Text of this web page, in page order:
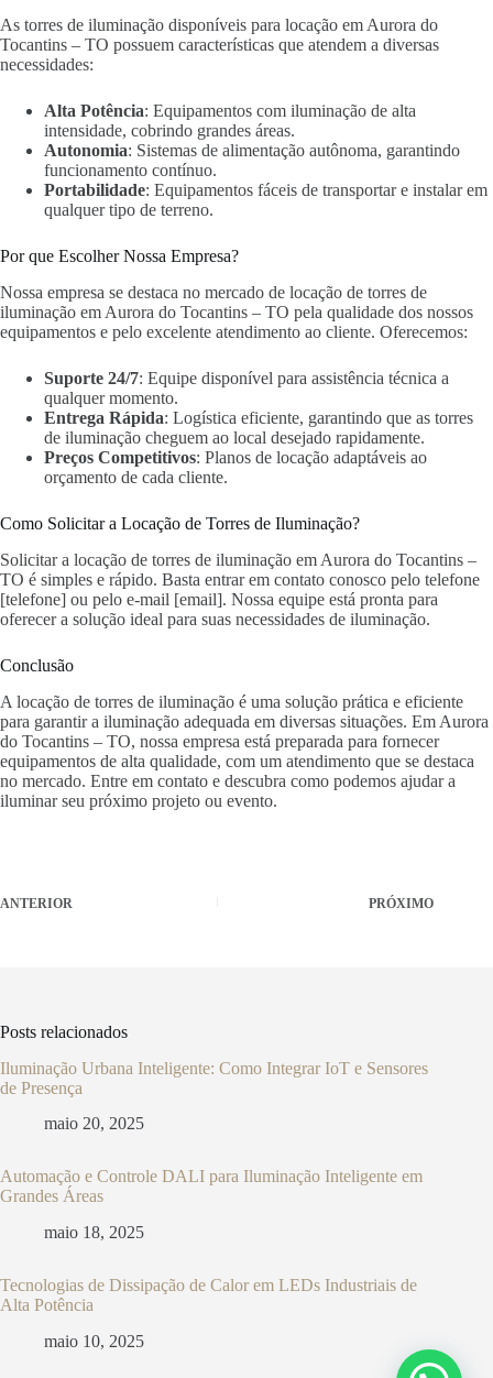
As torres de iluminação disponíveis para locação em Aurora do
Tocantins – TO possuem características que atendem a diversas
necessidades:
Alta Potência: Equipamentos com iluminação de alta
intensidade, cobrindo grandes áreas.
Autonomia: Sistemas de alimentação autônoma, garantindo
funcionamento contínuo.
Portabilidade: Equipamentos fáceis de transportar e instalar em
qualquer tipo de terreno.
Por que Escolher Nossa Empresa?
Nossa empresa se destaca no mercado de locação de torres de
iluminação em Aurora do Tocantins – TO pela qualidade dos nossos
equipamentos e pelo excelente atendimento ao cliente. Oferecemos:
Suporte 24/7: Equipe disponível para assistência técnica a
qualquer momento.
Entrega Rápida: Logística eficiente, garantindo que as torres
de iluminação cheguem ao local desejado rapidamente.
Preços Competitivos: Planos de locação adaptáveis ao
orçamento de cada cliente.
Como Solicitar a Locação de Torres de Iluminação?
Solicitar a locação de torres de iluminação em Aurora do Tocantins –
TO é simples e rápido. Basta entrar em contato conosco pelo telefone
[telefone] ou pelo e-mail [email]. Nossa equipe está pronta para
oferecer a solução ideal para suas necessidades de iluminação.
Conclusão
A locação de torres de iluminação é uma solução prática e eficiente
para garantir a iluminação adequada em diversas situações. Em Aurora
do Tocantins – TO, nossa empresa está preparada para fornecer
equipamentos de alta qualidade, com um atendimento que se destaca
no mercado. Entre em contato e descubra como podemos ajudar a
iluminar seu próximo projeto ou evento.
ANTERIOR PRÓXIMO
Posts relacionados
Iluminação Urbana Inteligente: Como Integrar IoT e Sensores
de Presença
maio 20, 2025
Automação e Controle DALI para Iluminação Inteligente em
Grandes Áreas
maio 18, 2025
Tecnologias de Dissipação de Calor em LEDs Industriais de
Alta Potência
maio 10, 2025